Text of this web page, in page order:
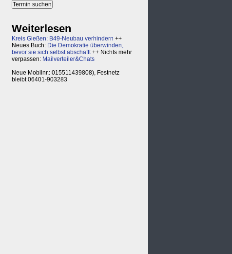
Weiterlesen
Kreis Gießen: B49-Neubau verhindern ++
Neues Buch: Die Demokratie überwinden,
bevor sie sich selbst abschafft++ Nichts mehr
verpassen: Mailverteiler&Chats
Neue Mobilnr.: 015511439808), Festnetz
bleibt 06401-903283